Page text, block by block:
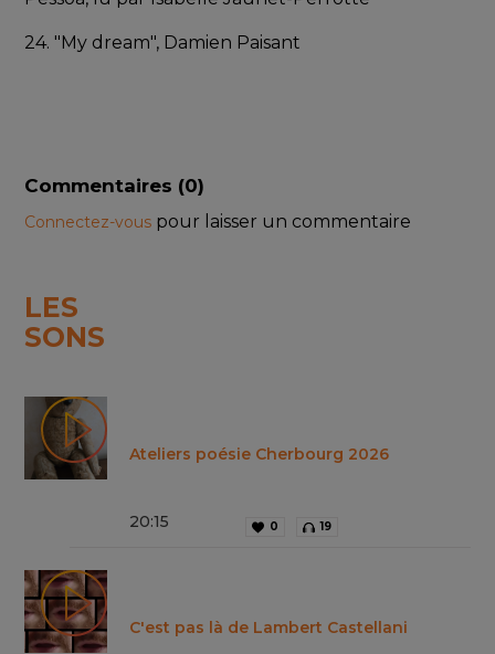
24. "My dream", Damien Paisant
Commentaires (0)
Connectez-vous pour laisser un commentaire
LES
SONS
Ateliers poésie Cherbourg 2026
20:15 0 19
C'est pas là de Lambert Castellani